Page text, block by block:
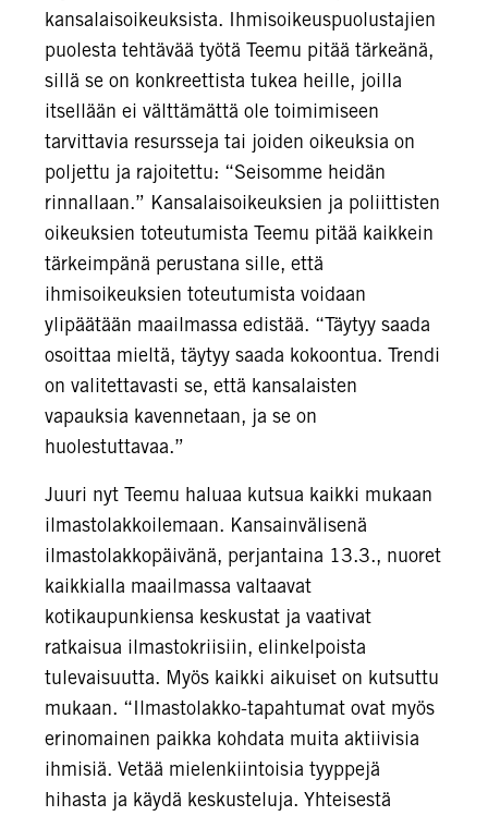
kansalaisoikeuksista. Ihmisoikeuspuolustajien
puolesta tehtävää työtä Teemu pitää tärkeänä,
sillä se on konkreettista tukea heille, joilla
itsellään ei välttämättä ole toimimiseen
tarvittavia resursseja tai joiden oikeuksia on
poljettu ja rajoitettu: “Seisomme heidän
rinnallaan.” Kansalaisoikeuksien ja poliittisten
oikeuksien toteutumista Teemu pitää kaikkein
tärkeimpänä perustana sille, että
ihmisoikeuksien toteutumista voidaan
ylipäätään maailmassa edistää. “Täytyy saada
osoittaa mieltä, täytyy saada kokoontua. Trendi
on valitettavasti se, että kansalaisten
vapauksia kavennetaan, ja se on
huolestuttavaa.”
Juuri nyt Teemu haluaa kutsua kaikki mukaan
ilmastolakkoilemaan. Kansainvälisenä
ilmastolakkopäivänä, perjantaina 13.3., nuoret
kaikkialla maailmassa valtaavat
kotikaupunkiensa keskustat ja vaativat
ratkaisua ilmastokriisiin, elinkelpoista
tulevaisuutta. Myös kaikki aikuiset on kutsuttu
mukaan. “Ilmastolakko-tapahtumat ovat myös
erinomainen paikka kohdata muita aktiivisia
ihmisiä. Vetää mielenkiintoisia tyyppejä
hihasta ja käydä keskusteluja. Yhteisestä